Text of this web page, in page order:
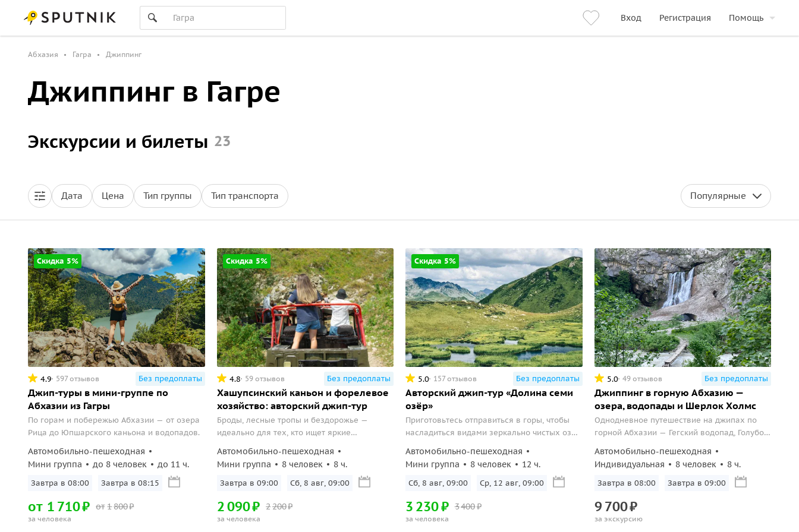
Вход Регистрация Помощь
Абхазия Гагра Джиппинг
Джиппинг в Гагре
Экскурсии и билеты 23
Дата Цена Тип группы Тип транспорта Популярные
Скидка 5%
4.9 597 отзывов Без предоплаты
Джип-туры в мини-группе по
Абхазии из Гагры
По горам и побережью Абхазии — от озера
Рица до Юпшарского каньона и водопадов.
Автомобильно-пешеходная
Мини группа
до 8 человек до 11 ч.
Завтра в 08:00 Завтра в 08:15
от 1800₽
от 1 710₽
за человека
Скидка 5%
4.8 59 отзывов Без предоплаты
Хашупсинский каньон и форелевое
хозяйство: авторский джип-тур
Броды, лесные тропы и бездорожье —
идеально для тех, кто ищет яркие
Автомобильно-пешеходная
Мини группа
8 человек 8 ч.
Завтра в 09:00 Сб, 8 авг, 09:00
2200₽
2090₽
за человека
Скидка 5%
5.0 157 отзывов Без предоплаты
Авторский джип-тур «Долина семи
озёр»
Приготовьтесь отправиться в горы, чтобы
насладиться видами зеркально чистых озер
парка!
Автомобильно-пешеходная
Мини группа
8 человек 12 ч.
Сб, 8 авг, 09:00 Ср, 12 авг, 09:00
3400₽
3 230₽
за человека
5.0 49 отзывов Без предоплаты
Джиппинг в горную Абхазию —
озера, водопады и Шерлок Холмс
Однодневное путешествие на джипах по
горной Абхазии — Гегский водопад, Голубое
Автомобильно-пешеходная
Индивидуальная
8 человек 8 ч.
Завтра в 08:00 Завтра в 09:00
9 700₽
за экскурсию